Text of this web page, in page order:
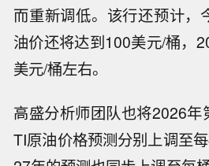
而重新调低。该行还预计，
油价还将达到100美元/桶，
美元/桶左右。
高盛分析师团队也将2026
TI原油价格预测分别上调至